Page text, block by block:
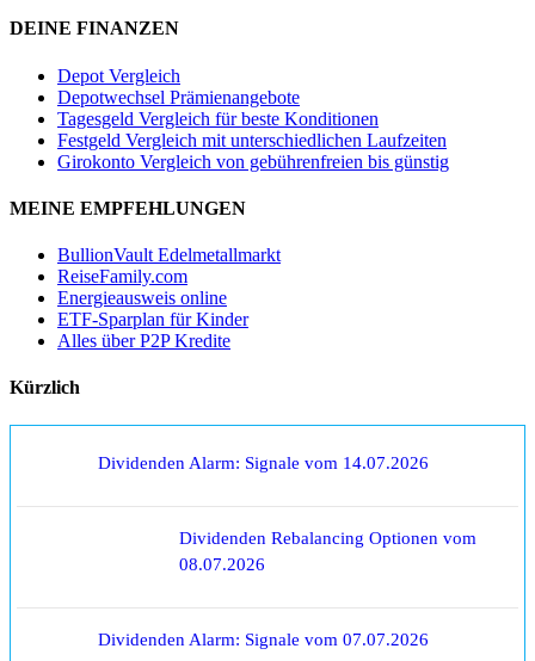
DEINE FINANZEN
Depot Vergleich
Depotwechsel Prämienangebote
Tagesgeld Vergleich für beste Konditionen
Festgeld Vergleich mit unterschiedlichen Laufzeiten
Girokonto Vergleich von gebührenfreien bis günstig
MEINE EMPFEHLUNGEN
BullionVault Edelmetallmarkt
ReiseFamily.com
Energieausweis online
ETF-Sparplan für Kinder
Alles über P2P Kredite
Kürzlich
Dividenden Alarm: Signale vom 14.07.2026
Dividenden Rebalancing Optionen vom
08.07.2026
Dividenden Alarm: Signale vom 07.07.2026